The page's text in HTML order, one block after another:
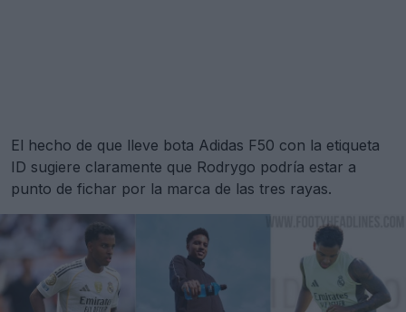
El hecho de que lleve bota Adidas F50 con la etiqueta
ID sugiere claramente que Rodrygo podría estar a
punto de fichar por la marca de las tres rayas.